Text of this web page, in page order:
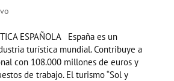
ESPAÑOLA España es un
turística mundial. Contribuye a
con 108.000 millones de euros y
de trabajo. El turismo “Sol y